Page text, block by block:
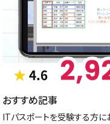
おすすめ記事
ITパスポートを受験する方に